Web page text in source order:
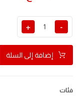
-
+
إضافة إلى السلة
فئات